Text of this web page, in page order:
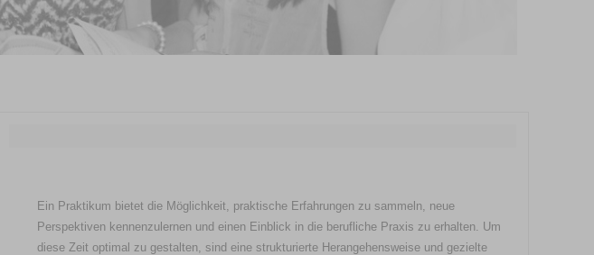
Ein Praktikum bietet die Möglichkeit, praktische Erfahrungen zu sammeln, neue
Perspektiven kennenzulernen und einen Einblick in die berufliche Praxis zu erhalten. Um
diese Zeit optimal zu gestalten, sind eine strukturierte Herangehensweise und gezielte